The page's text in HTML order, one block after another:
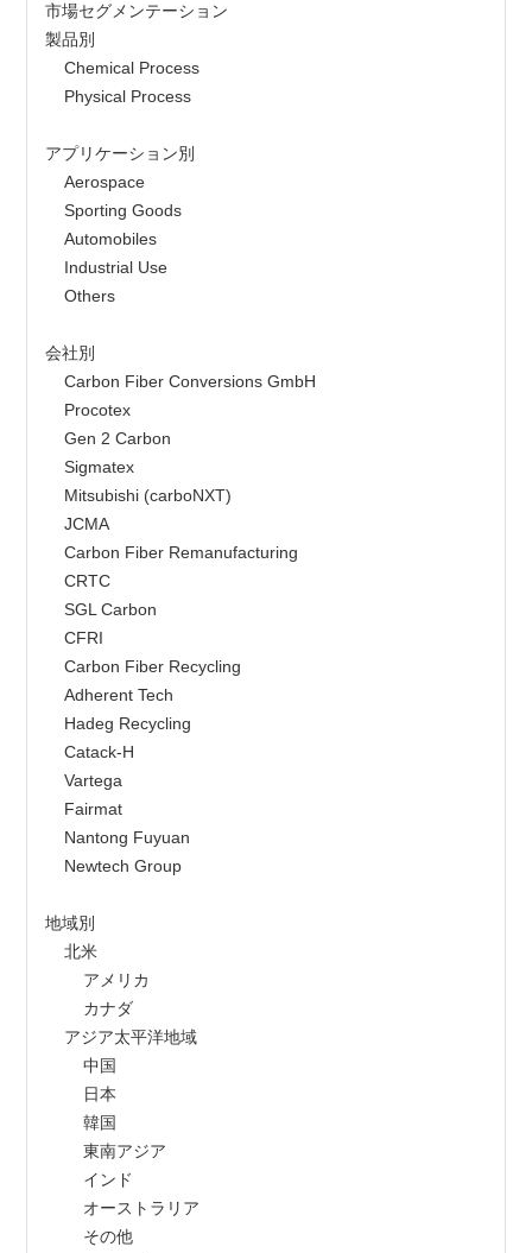
市場セグメンテーション
製品別
    Chemical Process
    Physical Process
アプリケーション別
    Aerospace
    Sporting Goods
    Automobiles
    Industrial Use
    Others
会社別
    Carbon Fiber Conversions GmbH
    Procotex
    Gen 2 Carbon
    Sigmatex
    Mitsubishi (carboNXT)
    JCMA
    Carbon Fiber Remanufacturing
    CRTC
    SGL Carbon
    CFRI
    Carbon Fiber Recycling
    Adherent Tech
    Hadeg Recycling
    Catack-H
    Vartega
    Fairmat
    Nantong Fuyuan
    Newtech Group
地域別
    北米
        アメリカ
        カナダ
    アジア太平洋地域
        中国
        日本
        韓国
        東南アジア
        インド
        オーストラリア
        その他